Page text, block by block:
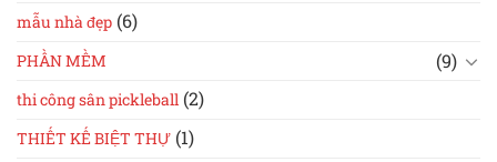
mẫu nhà đẹp (6)
PHẦN MỀM (9)
thi công sân pickleball (2)
THIẾT KẾ BIỆT THỰ (1)